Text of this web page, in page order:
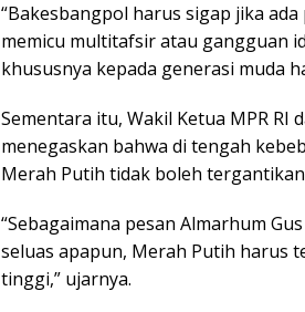
“Bakesbangpol harus sigap jika
memicu multitafsir atau gangguan
khususnya kepada generasi muda
Sementara itu, Wakil Ketua MPR RI
menegaskan bahwa di tengah
Merah Putih tidak boleh
“Sebagaimana pesan Almarhum
seluas apapun, Merah Putih harus
tinggi,” ujarnya.